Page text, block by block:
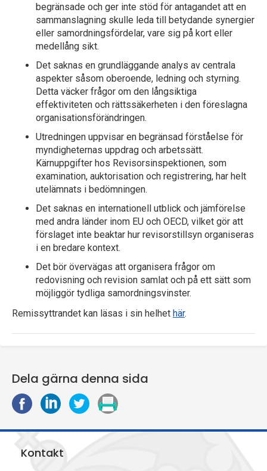
begränsade och ger inte stöd för antagandet att en
sammanslagning skulle leda till betydande synergier
eller samordningsfördelar, vare sig på kort eller
medellång sikt.
Det saknas en grundläggande analys av centrala
aspekter såsom oberoende, led­ning och styrning.
Detta väcker frågor om den långsiktiga
effektiviteten och rätts­säkerheten i den föreslagna
organisations­förändringen.
Utredningen uppvisar en begränsad förståelse för
myndigheternas uppdrag och arbetssätt.
Kärnuppgifter hos Revisorsinspektionen, som
examination, auktorisa­tion och registrering, har helt
utelämnats i bedömningen.
Det saknas en internationell utblick och jämförelse
med andra länder inom EU och OECD, vilket gör att
förslaget inte beaktar hur revisorstillsyn organiseras
i en bredare kontext.
Det bör övervägas att organisera frågor om
redovisning och revision samlat och på ett sätt som
möjliggör tydliga samordningsvinster.
Remissyttrandet kan läsas i sin helhet här.
Dela gärna denna sida
D
p
D
p
D
S
Kontakt